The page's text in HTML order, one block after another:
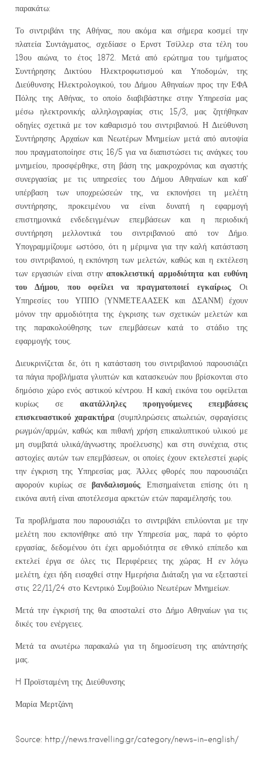
παρακάτω:
Το σιντριβάνι της Αθήνας, που ακόμα και σήμερα κοσμεί την
πλατεία Συντάγματος, σχεδίασε ο Ερνστ Τσίλλερ στα τέλη του
19ου αιώνα, το έτος 1872. Μετά από ερώτημα του τμήματος
Συντήρησης Δικτύου Ηλεκτροφωτισμού και Υποδομών, της
Διεύθυνσης Ηλεκτρολογικού, του Δήμου Αθηναίων προς την ΕΦΑ
Πόλης της Αθήνας, το οποίο διαβιβάστηκε στην Υπηρεσία μας
μέσω ηλεκτρονικής αλληλογραφίας στις 15/3, μας ζητήθηκαν
οδηγίες σχετικά με τον καθαρισμό του σιντριβανιού. Η Διεύθυνση
Συντήρησης Αρχαίων και Νεωτέρων Μνημείων μετά από αυτοψία
που πραγματοποίησε στις 16/5 για να διαπιστώσει τις ανάγκες του
μνημείου, προσφέρθηκε, στη βάση της μακροχρόνιας και αγαστής
συνεργασίας με τις υπηρεσίες του Δήμου Αθηναίων και καθ’
υπέρβαση των υποχρεώσεών της, να εκπονήσει τη μελέτη
συντήρησης, προκειμένου να είναι δυνατή η εφαρμογή
επιστημονικά ενδεδειγμένων επεμβάσεων και η περιοδική
συντήρηση μελλοντικά του σιντριβανιού από τον Δήμο.
Υπογραμμίζουμε ωστόσο, ότι η μέριμνα για την καλή κατάσταση
του σιντριβανιού, η εκπόνηση των μελετών, καθώς και η εκτέλεση
των εργασιών είναι στηναποκλειστική αρμοδιότητα και ευθύνη
του Δήμου, που οφείλει να πραγματοποιεί εγκαίρως. Οι
Υπηρεσίες του ΥΠΠΟ (ΥΝΜΕΤΕΑΑΣΕΚ και ΔΣΑΝΜ) έχουν
μόνον την αρμοδιότητα της έγκρισης των σχετικών μελετών και
της παρακολούθησης των επεμβάσεων κατά το στάδιο της
εφαρμογής τους.
Διευκρινίζεται δε, ότι η κατάσταση του σιντριβανιού παρουσιάζει
τα πάγια προβλήματα γλυπτών και κατασκευών που βρίσκονται στο
δημόσιο χώρο ενός αστικού κέντρου. Η κακή εικόνα του οφείλεται
κυρίως σε ακατάλληλες προηγούμενες επεμβάσεις
επισκευαστικού χαρακτήρα (συμπληρώσεις απωλειών, σφραγίσεις
ρωγμών/αρμών, καθώς και πιθανή χρήση επικαλυπτικού υλικού με
μη συμβατά υλικά/άγνωστης προέλευσης) και στη συνέχεια, στις
αστοχίες αυτών των επεμβάσεων, οι οποίες έχουν εκτελεστεί χωρίς
την έγκριση της Υπηρεσίας μας. Άλλες φθορές που παρουσιάζει
αφορούν κυρίως σε βανδαλισμούς . Επισημαίνεται επίσης ότι η
εικόνα αυτή είναι αποτέλεσμα αρκετών ετών παραμέλησής του.
Τα προβλήματα που παρουσιάζει το σιντριβάνι επιλύονται με την
μελέτη που εκπονήθηκε από την Υπηρεσία μας, παρά το φόρτο
εργασίας, δεδομένου ότι έχει αρμοδιότητα σε εθνικό επίπεδο και
εκτελεί έργα σε όλες τις Περιφέρειες της χώρας. Η εν λόγω
μελέτη, έχει ήδη εισαχθεί στην Ημερήσια Διάταξη για να εξεταστεί
στις 22/11/24 στο Κεντρικό Συμβούλιο Νεωτέρων Μνημείων.
Μετά την έγκρισή της θα αποσταλεί στο Δήμο Αθηναίων για τις
δικές του ενέργειες.
Μετά τα ανωτέρω παρακαλώ για τη δημοσίευση της απάντησής
μας.
H Προϊσταμένη της Διεύθυνσης
Μαρία Μερτζάνη
Source: http://news.travelling.gr/category/news-in-english/